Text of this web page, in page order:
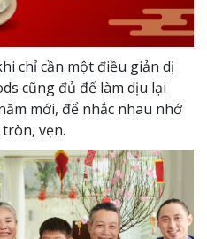
chỉ cần một điều giản dị
cũng đủ để làm dịu lại
mới, để nhắc nhau nhớ
vẹn.